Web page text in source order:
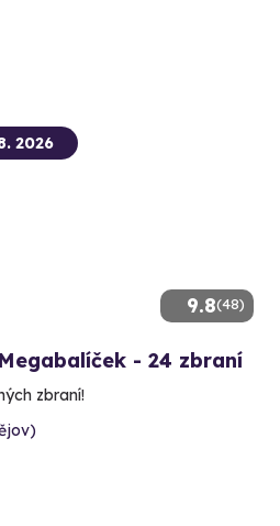
9.8(48)
2026
- 24 zbraní
zbraní!